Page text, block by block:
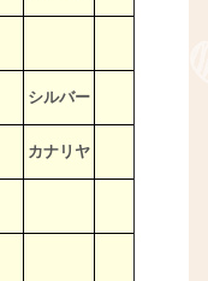
シルバー
カナリヤ